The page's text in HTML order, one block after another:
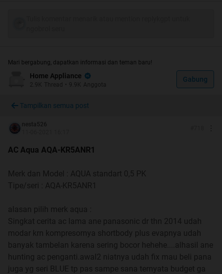
Namun tidak sedikit yang "terjebak" oleh rayuan sales dan
marketing AC.
Di subforum Home Appliances, banyak Kaskuser yang
terbaik untuk dimiliki dengan mempertimbangkan faktor:
sales.
Dan di thread ini, ane akan membantu merekap review-
review AC yang pernah dibagikan oleh para Kaskuser, baik
Mari bergabung, dapatkan informasi dan teman baru!
Home Appliance
2.9K Thread • 9.9K Anggota
Gabung
Tampilkan semua post
nesta526
AC Aqua AQA-KR5ANR1
Merk dan Model : AQUA standart 0,5 PK
Tipe/seri : AQA-KR5ANR1
alasan pilih merk aqua :
Singkat cerita ac lama ane panasonic dr thn 2014 udah
modar krn kompresornya shortbody plus evapnya udah
banyak tambelan karena sering bocor hehehe....alhasil ane
hunting ac penganti.awal2 niatnya udah fix mau beli pana
juga yg seri BLUE tp pas sampe sana ternyata budget ga